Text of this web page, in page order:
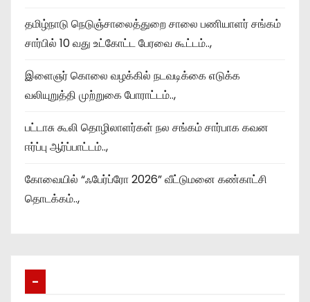
தமிழ்நாடு நெடுஞ்சாலைத்துறை சாலை பணியாளர் சங்கம்
சார்பில் 10 வது உட்கோட்ட பேரவை கூட்டம்..,
இளைஞர் கொலை வழக்கில் நடவடிக்கை எடுக்க
வலியுறுத்தி முற்றுகை போராட்டம்..,
பட்டாசு கூலி தொழிலாளர்கள் நல சங்கம் சார்பாக கவன
ஈர்ப்பு ஆர்ப்பாட்டம்..,
கோவையில் “ஃபேர்ப்ரோ 2026” வீட்டுமனை கண்காட்சி
தொடக்கம்..,
–